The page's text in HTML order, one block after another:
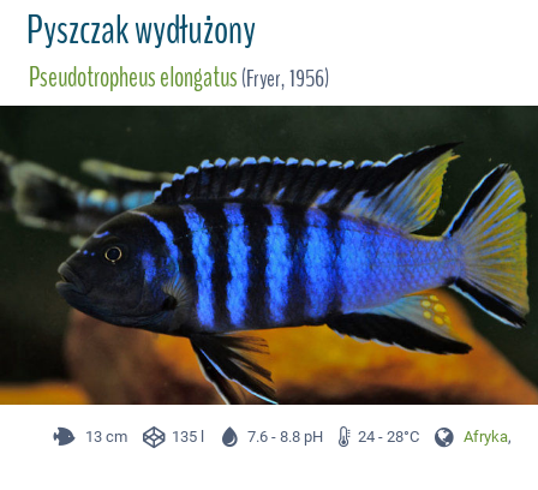
Pyszczak wydłużony
Pseudotropheus elongatus(Fryer, 1956)
13 cm 135 l 7.6 - 8.8 pH 24 - 28°C Afryka,